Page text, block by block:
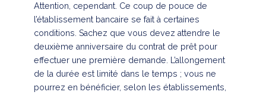
Attention, cependant. Ce coup de pouce de
l’établissement bancaire se fait à certaines
conditions. Sachez que vous devez attendre le
deuxième anniversaire du contrat de prêt pour
effectuer une première demande. L’allongement
de la durée est limité dans le temps ; vous ne
pourrez en bénéficier, selon les établissements,